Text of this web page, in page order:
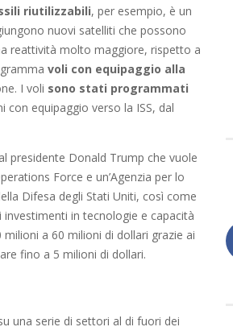
riutilizzabili, per esempio, è un
nuovi satelliti che possono
reattività molto maggiore, rispetto a
voli con equipaggio alla
I voli sono stati programmati
con equipaggio verso la ISS, dal
presidente Donald Trump che vuole
Force e un’Agenzia per lo
Difesa degli Stati Uniti, così come
in tecnologie e capacità
milioni a 60 milioni di dollari grazie ai
fino a 5 milioni di dollari.
una serie di settori al di fuori dei